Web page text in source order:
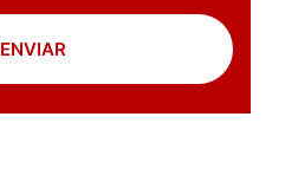
ENVIAR